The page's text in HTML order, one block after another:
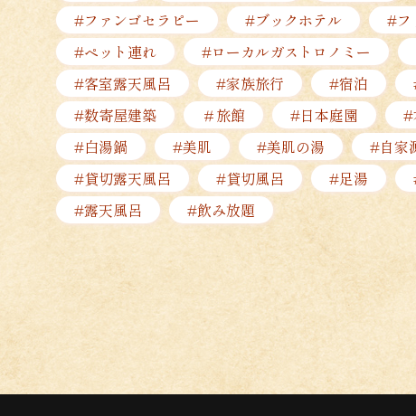
#ファンゴセラピー
#ブックホテル #フ
#ペット連れ
#ローカルガストロノミー
#客室露天風呂
#家族旅行 #宿泊
#数寄屋建築
＃旅館 #日本庭園 #
#白湯鍋
#美肌 #美肌の湯 #自家
#貸切露天風呂
#貸切風呂 #足湯
#露天風呂
#飲み放題